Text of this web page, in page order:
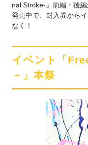
nal Stroke-』前編・後
発売中で、封入券から
なく！
イベント「
－」本祭